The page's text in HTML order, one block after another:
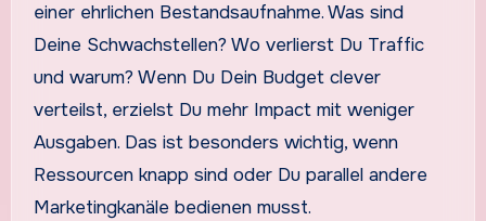
einer ehrlichen Bestandsaufnahme. Was sind
Deine Schwachstellen? Wo verlierst Du Traffic
und warum? Wenn Du Dein Budget clever
verteilst, erzielst Du mehr Impact mit weniger
Ausgaben. Das ist besonders wichtig, wenn
Ressourcen knapp sind oder Du parallel andere
Marketingkanäle bedienen musst.